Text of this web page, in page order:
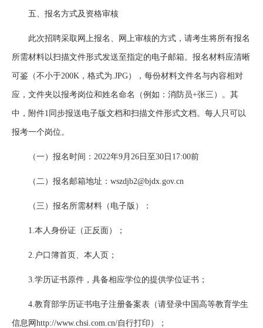
五、报名方式及资格审核
此次招聘采取网上报名、网上审核的方式，请考生将所有报名
所需材料以扫描文件形式发送至指定的电子邮箱。报名材料应清晰
可鉴（不小于200K，格式为.JPG），每份材料文件名与内容相对
应，文件夹以报考岗位和姓名命名（例如：消防员+张三）。其
中，附件1同步报送电子版文档和扫描文件形式文档。每人只可以
报考一个岗位。
（一）报名时间：2022年9月26日至30日17:00前
（二）报名邮箱地址：wszdjb2@bjdx.gov.cn
（三）报名所需材料（电子版）：
1.本人身份证（正反面）；
2.户口簿首页、本人页；
3.学历证书原件，具备相应学位的提供学位证书；
4.教育部学历证书电子注册备案表（请登录中国高等教育学生
信息网http://www.chsi.com.cn/自行打印）；